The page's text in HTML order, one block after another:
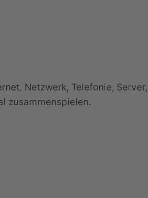
Netzwerk, Telefonie, Server,
zusammenspielen.